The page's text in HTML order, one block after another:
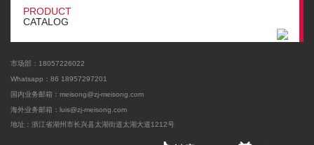
PRODUCT
CATALOG
市场部：18057226022
Whatsapp：86 18957297201
国内业务邮箱：meisong@zj-meisong.com
海外业务邮箱： luis@zj-meisong.com
地址：浙江省湖州市长兴县太湖街道太湖大道1212号